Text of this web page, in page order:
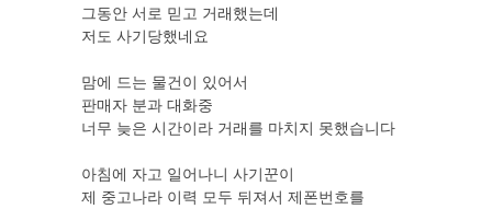
그동안 서로 믿고 거래했는데
저도 사기당했네요
맘에 드는 물건이 있어서
판매자 분과 대화중
너무 늦은 시간이라 거래를 마치지 못했습니다
아침에 자고 일어나니 사기꾼이
제 중고나라 이력 모두 뒤져서 제폰번호를